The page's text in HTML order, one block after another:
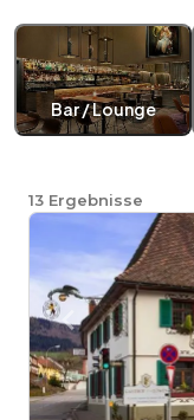
Bar / Lounge
13 Ergebnisse